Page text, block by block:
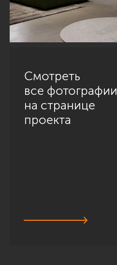
Смотреть
все фотографии
на странице
проекта